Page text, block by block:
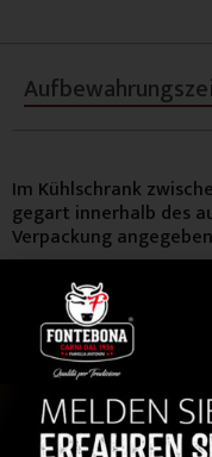
Im Kühlschrank
gegart innerhalb des
Verpackung